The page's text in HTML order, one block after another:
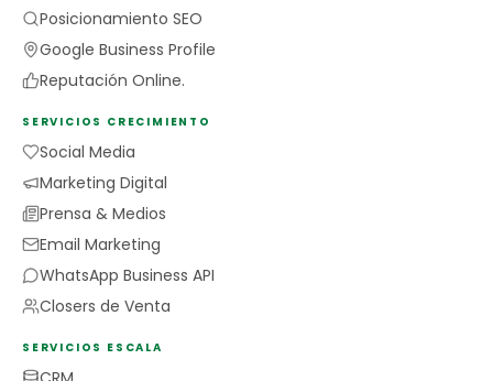
Posicionamiento SEO
Google Business Profile
Reputación Online.
SERVICIOS CRECIMIENTO
Social Media
Marketing Digital
Prensa & Medios
Email Marketing
WhatsApp Business API
Closers de Venta
SERVICIOS ESCALA